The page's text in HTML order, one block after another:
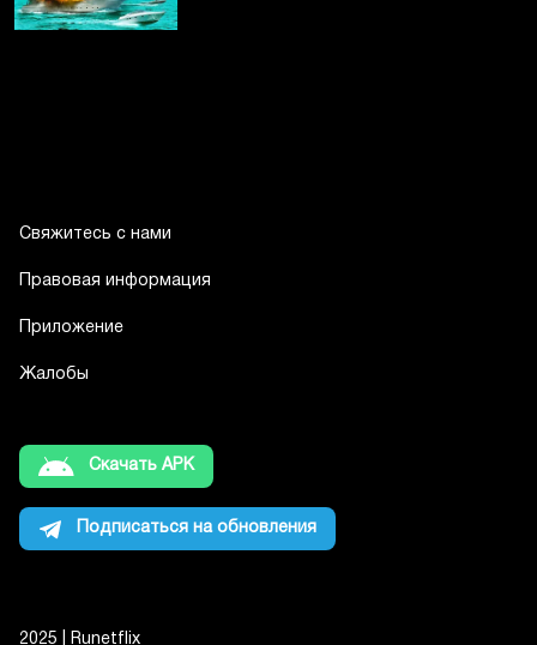
Свяжитесь с нами
Правовая информация
Приложение
Жалобы
Скачать APK
Подписаться на обновления
2025 | Runetflix